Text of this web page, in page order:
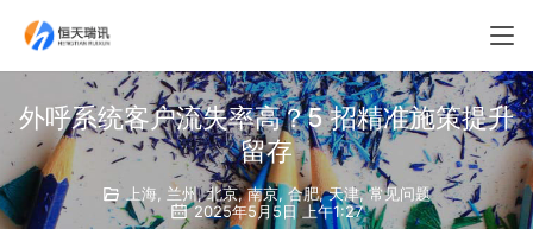
外呼系统客户流失率高？5 招精准施策提升
留存
上海 兰州,北京,南京,合肥,天津,常见问题
2025年5月5日 上午1:27